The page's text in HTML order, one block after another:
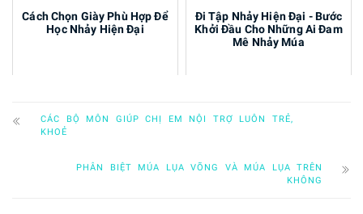
Cách Chọn Giày Phù Hợp Để
Học Nhảy Hiện Đại
Đi Tập Nhảy Hiện Đại - Bước
Khởi Đầu Cho Những Ai Đam
Mê Nhảy Múa
CÁC BỘ MÔN GIÚP CHỊ EM NỘI TRỢ LUÔN TRẺ,
KHOẺ
PHÂN BIỆT MÚA LỤA VÕNG VÀ MÚA LỤA TRÊN
KHÔNG